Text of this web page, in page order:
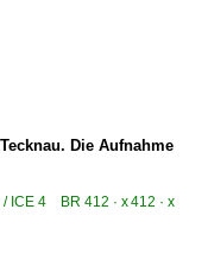
Die Aufnahme
ICE 4 BR 412 · x 412 · x